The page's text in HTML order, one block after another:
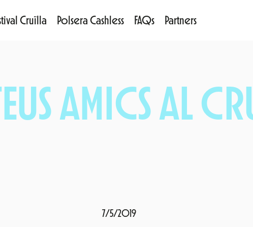
Cruïlla Polsera Cashless FAQs Partners
AMICS AL
7/5/2019